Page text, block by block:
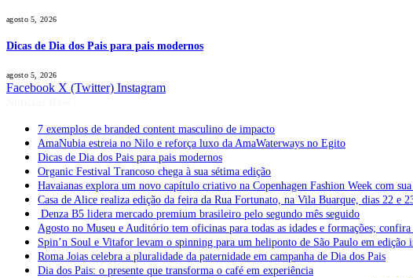
agosto 5, 2026
Dicas de Dia dos Pais para pais modernos
agosto 5, 2026
Facebook X (Twitter) Instagram
7 exemplos de branded content masculino de impacto
AmaNubia estreia no Nilo e reforça luxo da AmaWaterways no Egito
Dicas de Dia dos Pais para pais modernos
Organic Festival Trancoso chega à sua sétima edição
Havaianas explora um novo capítulo criativo na Copenhagen Fashion Week com
Casa de Alice realiza edição da feira da Rua Fortunato, na Vila Buarque, dias 22 e
Denza B5 lidera mercado premium brasileiro pelo segundo mês seguido
Agosto no Museu e Auditório tem oficinas para todas as idades e formações; confira
Spin’n Soul e Vitafor levam o spinning para um heliponto de São Paulo em
Roma Joias celebra a pluralidade da paternidade em campanha de Dia dos Pais
Dia dos Pais: o presente que transforma o café em experiência